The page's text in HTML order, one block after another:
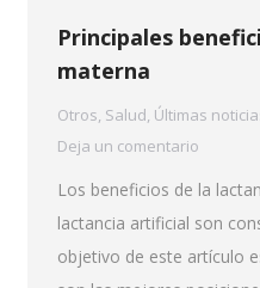
Principales
materna
Otros, Salud, Últimas
Deja un comentario
Los beneficios de la
lactancia artificial son
objetivo de este artículo